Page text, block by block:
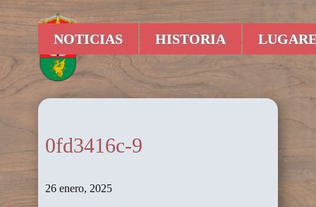
NOTICIAS HISTORIA
0fd3416c-9
26 enero, 2025